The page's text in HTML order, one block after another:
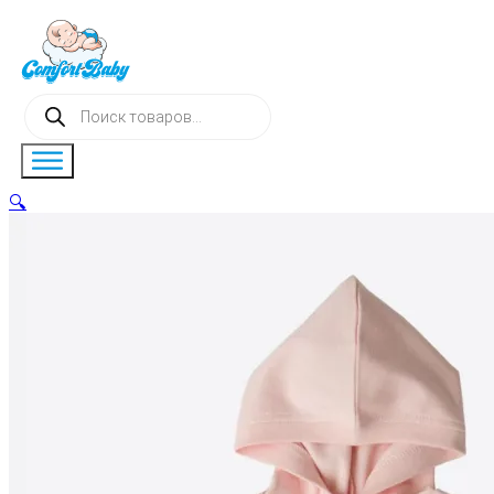
Поиск
товаров
🔍